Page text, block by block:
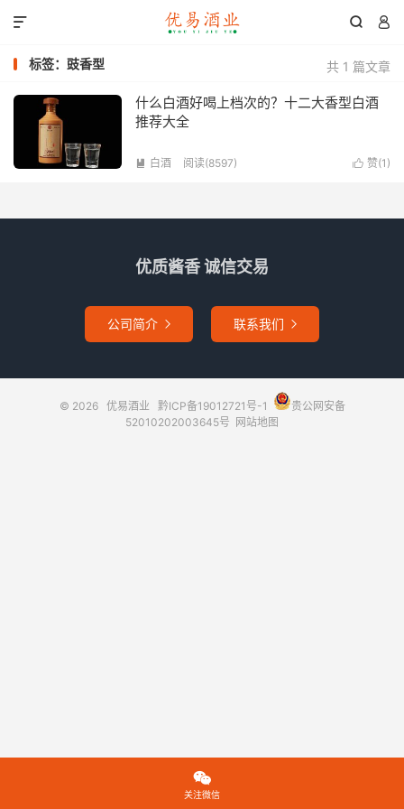
 

共 1 篇文章
标签：豉香型
什么白酒好喝上档次的？十二大香型白酒
推荐大全
 赞(1 )
 白酒 阅读(8597)
优质酱香 诚信交易
公司简介  联系我们 
© 2026 优易酒业 黔ICP备19012721号-1
贵公网安备
52010202003645号 网站地图

关注微信